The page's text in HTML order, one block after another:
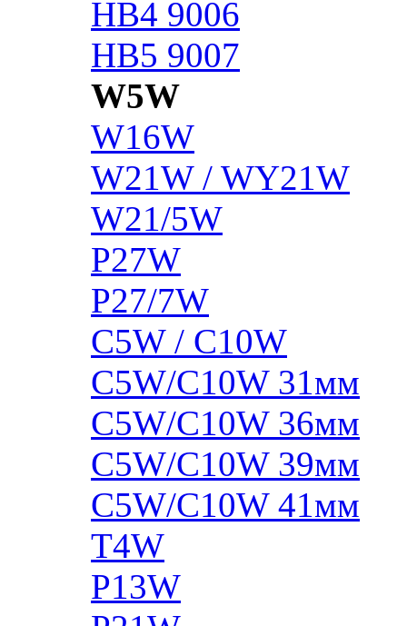
HB4 9006
HB5 9007
W5W
W16W
W21W / WY21W
W21/5W
P27W
P27/7W
C5W / C10W
C5W/C10W 31мм
C5W/C10W 36мм
C5W/C10W 39мм
C5W/C10W 41мм
T4W
P13W